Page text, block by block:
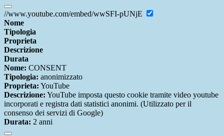
//www.youtube.com/embed/wwSFI-pUNjE
Nome
Tipologia
Proprieta
Descrizione
Durata
Nome: CONSENT
Tipologia: anonimizzato
Proprieta: YouTube
Descrizione: YouTube imposta questo cookie tramite video youtube
incorporati e registra dati statistici anonimi. (Utilizzato per il
consenso dei servizi di Google)
Durata: 2 anni